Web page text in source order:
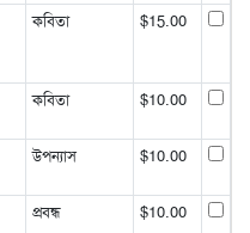
কবিতা $15.00
কবিতা $10.00
উপন্যাস $10.00
প্রবন্ধ $10.00